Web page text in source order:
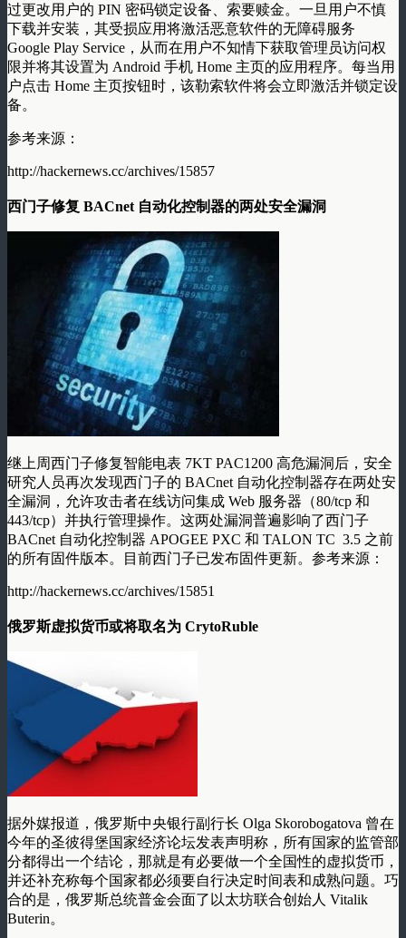
过更改用户的 PIN 密码锁定设备、索要赎金。一旦用户不慎
下载并安装，其受损应用将激活恶意软件的无障碍服务
Google Play Service，从而在用户不知情下获取管理员访问权
限并将其设置为 Android 手机 Home 主页的应用程序。每当用
户点击 Home 主页按钮时，该勒索软件将会立即激活并锁定设
备。
参考来源：
http://hackernews.cc/archives/15857
西门子修复 BACnet 自动化控制器的两处安全漏洞
继上周西门子修复智能电表 7KT PAC1200 高危漏洞后，安全
研究人员再次发现西门子的 BACnet 自动化控制器存在两处安
全漏洞，允许攻击者在线访问集成 Web 服务器（80/tcp 和
443/tcp）并执行管理操作。这两处漏洞普遍影响了西门子
BACnet 自动化控制器 APOGEE PXC 和 TALON TC 3.5 之前
的所有固件版本。目前西门子已发布固件更新。参考来源：
http://hackernews.cc/archives/15851
俄罗斯虚拟货币或将取名为 CrytoRuble
据外媒报道，俄罗斯中央银行副行长 Olga Skorobogatova 曾在
今年的圣彼得堡国家经济论坛发表声明称，所有国家的监管部
分都得出一个结论，那就是有必要做一个全国性的虚拟货币，
并还补充称每个国家都必须要自行决定时间表和成熟问题。巧
合的是，俄罗斯总统普金会面了以太坊联合创始人 Vitalik
Buterin。